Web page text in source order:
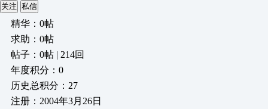
关注 私信
精华：0帖
求助：0帖
帖子：0帖 | 214回
年度积分：0
历史总积分：27
注册：2004年3月26日